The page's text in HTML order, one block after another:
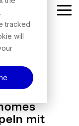
.
tracked
will
mit